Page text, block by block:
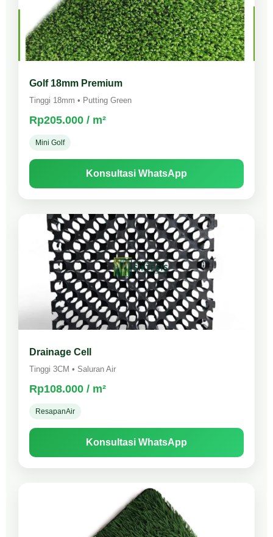
Golf 18mm Premium
Tinggi 18mm • Putting Green
Rp205.000 / m²
Mini Golf
Konsultasi WhatsApp
Drainage Cell
Tinggi 3CM • Saluran Air
Rp108.000 / m²
ResapanAir
Konsultasi WhatsApp